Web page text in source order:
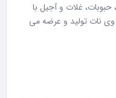
غلات و آجیل با
وی نات تولید و عرضه می